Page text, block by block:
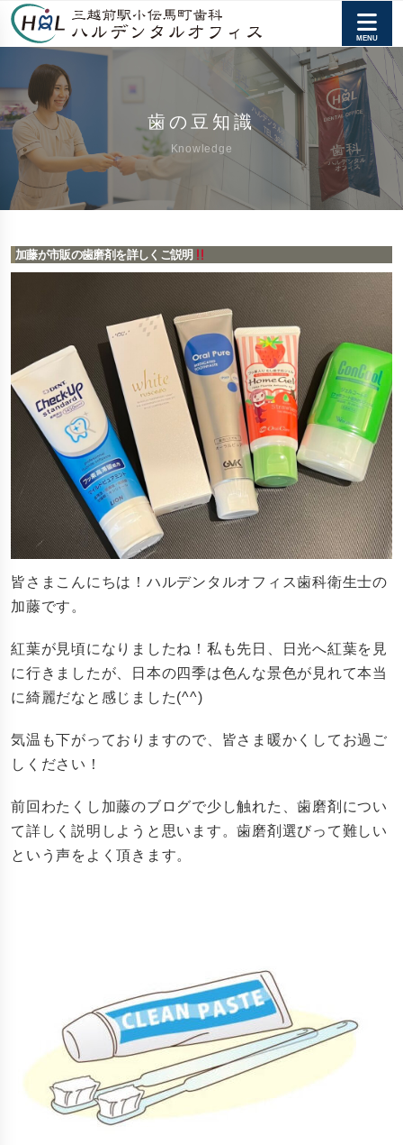
歯の豆知識
Knowledge
加藤が市販の歯磨剤を詳しくご説明
皆さまこんにちは！ハルデンタルオフィス歯科衛生士の
加藤です。
紅葉が見頃になりましたね！私も先日、日光へ紅葉を見
に行きましたが、日本の四季は色んな景色が見れて本当
に綺麗だなと感じました(^^)
気温も下がっておりますので、皆さま暖かくしてお過ご
しください！
前回わたくし加藤のブログで少し触れた、歯磨剤につい
て詳しく説明しようと思います。歯磨剤選びって難しい
という声をよく頂きます。